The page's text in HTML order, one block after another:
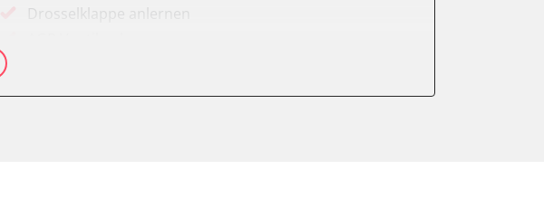
Drosselklappe anlernen